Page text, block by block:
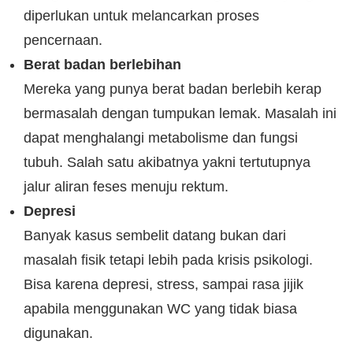
diperlukan untuk melancarkan proses
pencernaan.
Berat badan berlebihan
Mereka yang punya berat badan berlebih kerap
bermasalah dengan tumpukan lemak. Masalah ini
dapat menghalangi metabolisme dan fungsi
tubuh. Salah satu akibatnya yakni tertutupnya
jalur aliran feses menuju rektum.
Depresi
Banyak kasus sembelit datang bukan dari
masalah fisik tetapi lebih pada krisis psikologi.
Bisa karena depresi, stress, sampai rasa jijik
apabila menggunakan WC yang tidak biasa
digunakan.